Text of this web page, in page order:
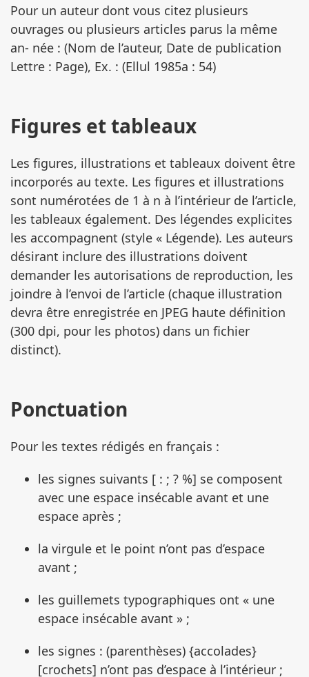
Pour un auteur dont vous citez plusieurs
ouvrages ou plusieurs articles parus la même
an- née : (Nom de l’auteur, Date de publication
Lettre : Page), Ex. : (Ellul 1985a : 54)
Figures et tableaux
Les figures, illustrations et tableaux doivent être
incorporés au texte. Les figures et illustrations
sont numérotées de 1 à n à l’intérieur de l’article,
les tableaux également. Des légendes explicites
les accompagnent (style « Légende). Les auteurs
désirant inclure des illustrations doivent
demander les autorisations de reproduction, les
joindre à l’envoi de l’article (chaque illustration
devra être enregistrée en JPEG haute définition
(300 dpi, pour les photos) dans un fichier
distinct).
Ponctuation
Pour les textes rédigés en français :
les signes suivants [ : ; ? %] se composent
avec une espace insécable avant et une
espace après ;
la virgule et le point n’ont pas d’espace
avant ;
les guillemets typographiques ont « une
espace insécable avant » ;
les signes : (parenthèses) {accolades}
[crochets] n’ont pas d’espace à l’intérieur ;